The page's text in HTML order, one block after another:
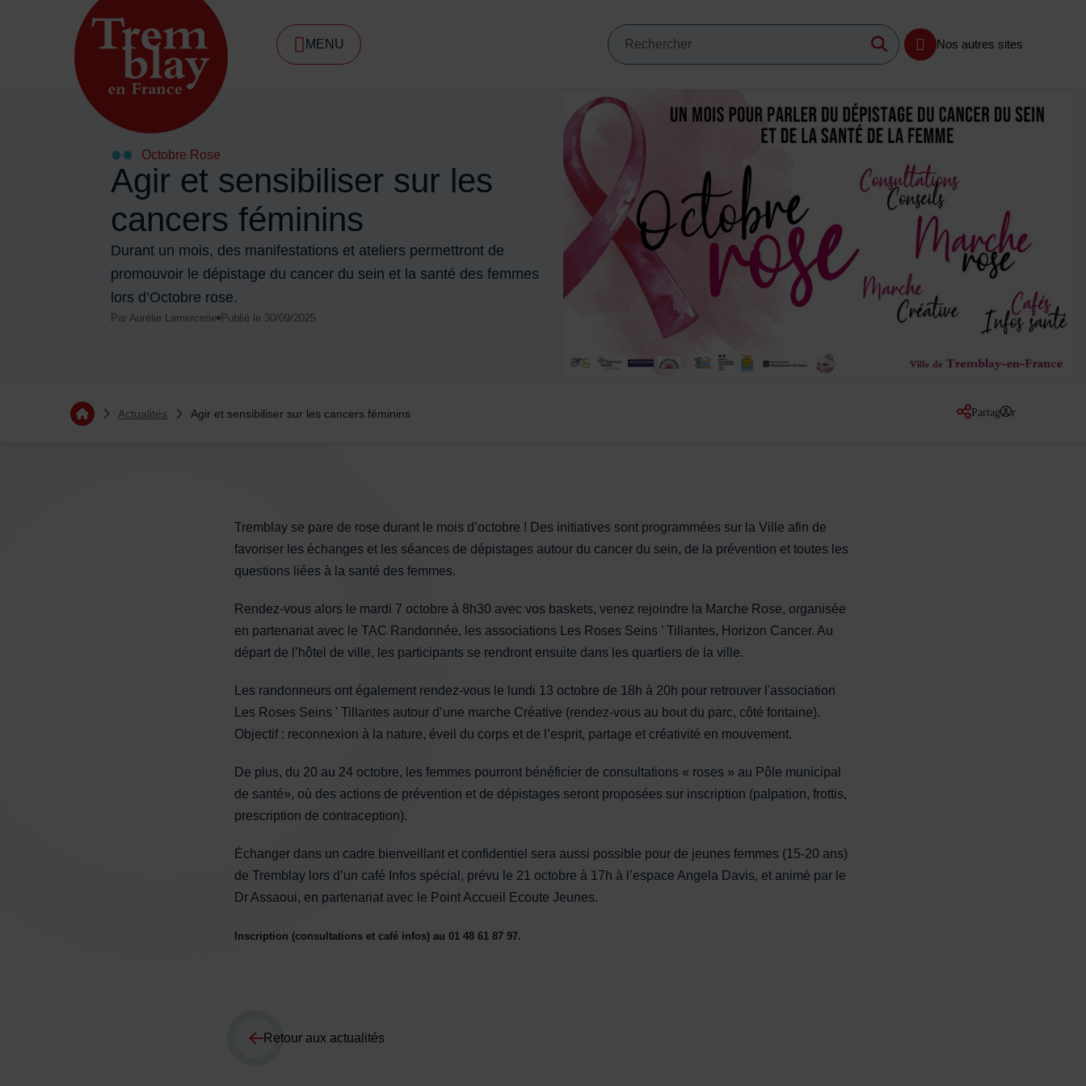
Menu de raccourcis
Accueil ville de Tremblay-en-France
MENU
DE NAVIGATION PRINCIPALE Recherche
Mots clés de minimum 3 caractères Lancer la recherche
Nos autres sites
Agir et sensibiliser sur les
cancers féminins
Durant un mois, des manifestations et ateliers permettront de
promouvoir le dépistage du cancer du sein et la santé des femmes
lors d’Octobre rose.
Octobre Rose
Par Aurélie Lamercerie Publié le 30/09/2025
Vous êtes ici :
Retourner à l'accueil
Actualités Agir et sensibiliser sur les cancers féminins Partager
sur les réseaux
Tremblay se pare de rose durant le mois d’octobre ! Des initiatives sont programmées sur la Ville afin de
favoriser les échanges et les séances de dépistages autour du cancer du sein, de la prévention et toutes les
questions liées à la santé des femmes.
Rendez-vous alors le mardi 7 octobre à 8h30 avec vos baskets, venez rejoindre la Marche Rose, organisée
en partenariat avec le TAC Randonnée, les associations Les Roses Seins ’ Tillantes, Horizon Cancer. Au
départ de l’hôtel de ville, les participants se rendront ensuite dans les quartiers de la ville.
Les randonneurs ont également rendez-vous le lundi 13 octobre de 18h à 20h pour retrouver l'association
Les Roses Seins ' Tillantes autour d’une marche Créative (rendez-vous au bout du parc, côté fontaine).
Objectif : reconnexion à la nature, éveil du corps et de l’esprit, partage et créativité en mouvement.
De plus, du 20 au 24 octobre, les femmes pourront bénéficier de consultations « roses » au Pôle municipal
de santé», où des actions de prévention et de dépistages seront proposées sur inscription (palpation, frottis,
prescription de contraception).
Échanger dans un cadre bienveillant et confidentiel sera aussi possible pour de jeunes femmes (15-20 ans)
de Tremblay lors d’un café Infos spécial, prévu le 21 octobre à 17h à l’espace Angela Davis, et animé par le
Dr Assaoui, en partenariat avec le Point Accueil Ecoute Jeunes.
Inscription (consultations et café infos) au 01 48 61 87 97.
Retour aux actualités